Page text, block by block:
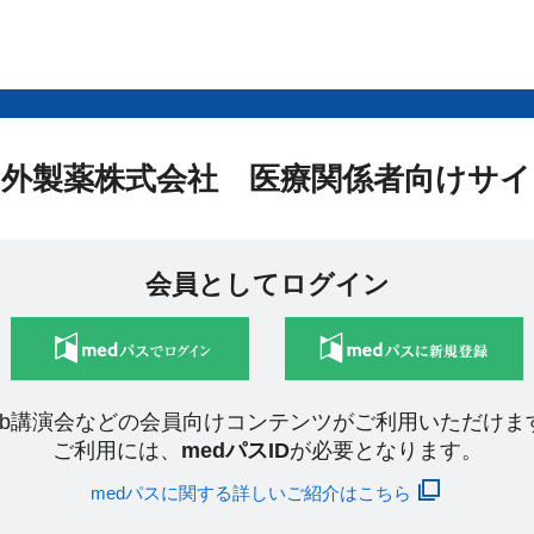
製薬株式会社 医療関係者向けサ
会員としてログイン
講演会などの会員向けコンテンツがご利用いただけま
ご利用には、 medパスIDが必要となります。
medパスに関する詳しいご紹介はこちら